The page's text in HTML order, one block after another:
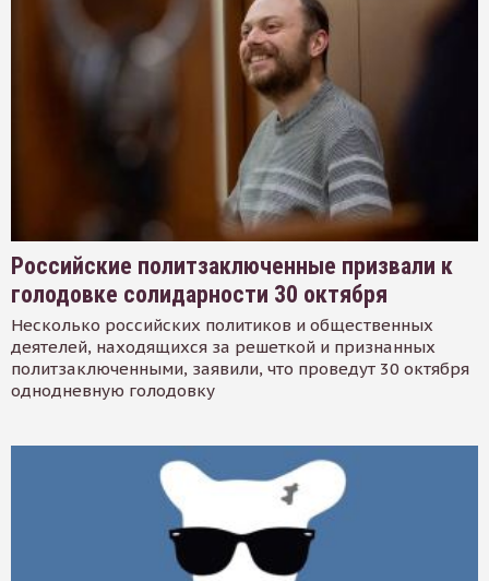
Российские политзаключенные призвали к
голодовке солидарности 30 октября
Несколько российских политиков и общественных
деятелей, находящихся за решеткой и признанных
политзаключенными, заявили, что проведут 30 октября
однодневную голодовку